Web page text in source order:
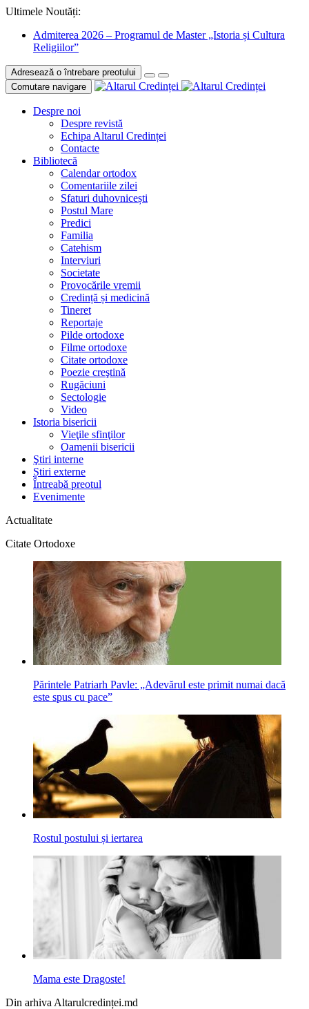
Ultimele Noutăți:
Admiterea 2026 – Programul de Master „Istoria și Cultura
Religiilor”
Adresează o întrebare preotului
Comutare navigare
Despre noi
Despre revistă
Echipa Altarul Credinței
Contacte
Bibliotecă
Calendar ortodox
Comentariile zilei
Sfaturi duhovnicești
Postul Mare
Predici
Familia
Catehism
Interviuri
Societate
Provocările vremii
Credință și medicină
Tineret
Reportaje
Pilde ortodoxe
Filme ortodoxe
Citate ortodoxe
Poezie creştină
Rugăciuni
Sectologie
Video
Istoria bisericii
Vieţile sfinţilor
Oamenii bisericii
Ştiri interne
Știri externe
Întreabă preotul
Evenimente
Actualitate
Citate Ortodoxe
Părintele Patriarh Pavle: „Adevărul este primit numai dacă
este spus cu pace”
Rostul postului și iertarea
Mama este Dragoste!
Din arhiva Altarulcredinței.md